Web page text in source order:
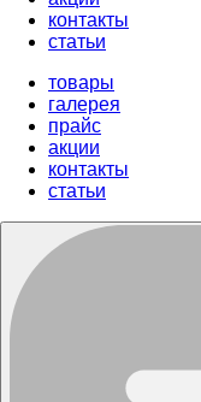
контакты
cтатьи
товары
галерея
прайс
акции
контакты
cтатьи